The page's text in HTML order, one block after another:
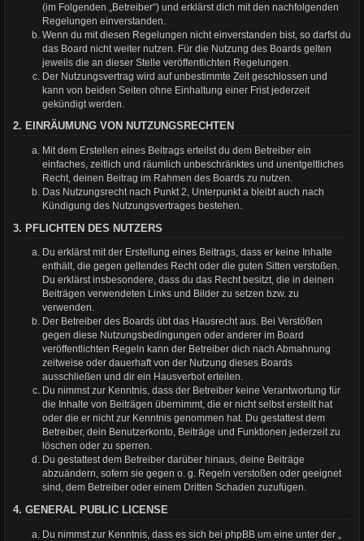
(im Folgenden „Betreiber“) und erklärst dich mit den nachfolgenden
Regelungen einverstanden.
Wenn du mit diesen Regelungen nicht einverstanden bist, so darfst du
das Board nicht weiter nutzen. Für die Nutzung des Boards gelten
jeweils die an dieser Stelle veröffentlichten Regelungen.
Der Nutzungsvertrag wird auf unbestimmte Zeit geschlossen und
kann von beiden Seiten ohne Einhaltung einer Frist jederzeit
gekündigt werden.
2. EINRÄUMUNG VON NUTZUNGSRECHTEN
Mit dem Erstellen eines Beitrags erteilst du dem Betreiber ein
einfaches, zeitlich und räumlich unbeschränktes und unentgeltliches
Recht, deinen Beitrag im Rahmen des Boards zu nutzen.
Das Nutzungsrecht nach Punkt 2, Unterpunkt a bleibt auch nach
Kündigung des Nutzungsvertrages bestehen.
3. PFLICHTEN DES NUTZERS
Du erklärst mit der Erstellung eines Beitrags, dass er keine Inhalte
enthält, die gegen geltendes Recht oder die guten Sitten verstoßen.
Du erklärst insbesondere, dass du das Recht besitzt, die in deinen
Beiträgen verwendeten Links und Bilder zu setzen bzw. zu
verwenden.
Der Betreiber des Boards übt das Hausrecht aus. Bei Verstößen
gegen diese Nutzungsbedingungen oder anderer im Board
veröffentlichten Regeln kann der Betreiber dich nach Abmahnung
zeitweise oder dauerhaft von der Nutzung dieses Boards
ausschließen und dir ein Hausverbot erteilen.
Du nimmst zur Kenntnis, dass der Betreiber keine Verantwortung für
die Inhalte von Beiträgen übernimmt, die er nicht selbst erstellt hat
oder die er nicht zur Kenntnis genommen hat. Du gestattest dem
Betreiber, dein Benutzerkonto, Beiträge und Funktionen jederzeit zu
löschen oder zu sperren.
Du gestattest dem Betreiber darüber hinaus, deine Beiträge
abzuändern, sofern sie gegen o. g. Regeln verstoßen oder geeignet
sind, dem Betreiber oder einem Dritten Schaden zuzufügen.
4. GENERAL PUBLIC LICENSE
Du nimmst zur Kenntnis, dass es sich bei phpBB um eine unter der „